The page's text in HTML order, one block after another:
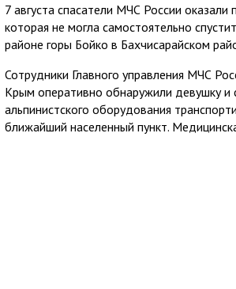
7 августа спасатели МЧС России оказали
которая не могла самостоятельно
районе горы Бойко в Бахчисарайском
Сотрудники Главного управления МЧС
Крым оперативно обнаружили девушку и
альпинистского оборудования
ближайший населенный пункт.